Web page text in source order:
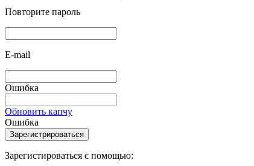
Повторите пароль
E-mail
Ошибка
Обновить капчу
Ошибка
Зарегистироваться с помощью: